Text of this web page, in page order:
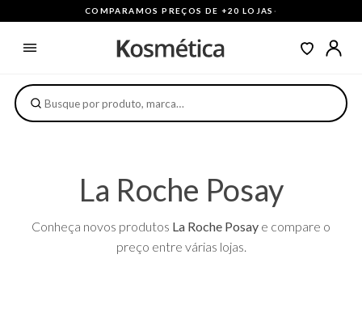
COMPARAMOS PREÇOS DE +20 LOJAS ·
La Roche Posay
Conheça novos produtos La Roche Posay e compare o
preço entre várias lojas.